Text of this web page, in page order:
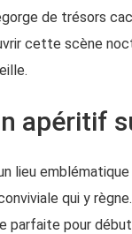
de trésors
cette scène
apéritif
lieu
qui y
pour